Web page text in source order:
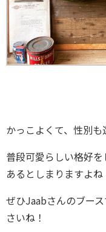
かっこよくて、性別も
普段可愛らしい格好
あるとしまりますよね
ぜひJaabさんのブー
さいね！